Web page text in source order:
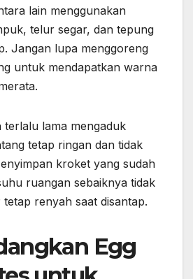
lain menggunakan
telur segar, dan tepung
Jangan lupa menggoreng
untuk mendapatkan warna
terlalu lama mengaduk
tetap ringan dan tidak
kroket yang sudah
ruangan sebaiknya tidak
renyah saat disantap.
Egg